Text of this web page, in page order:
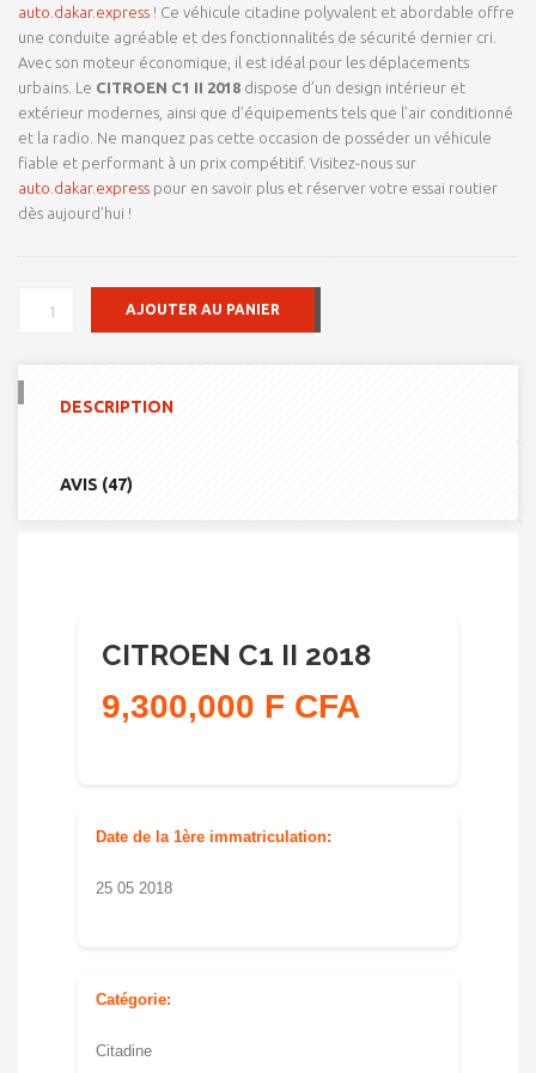
auto.dakar.express ! Ce véhicule citadine polyvalent et abordable offre
une conduite agréable et des fonctionnalités de sécurité dernier cri.
Avec son moteur économique, il est idéal pour les déplacements
urbains. Le CITROEN C1 II 2018 dispose d’un design intérieur et
extérieur modernes, ainsi que d’équipements tels que l’air conditionné
et la radio. Ne manquez pas cette occasion de posséder un véhicule
fiable et performant à un prix compétitif. Visitez-nous sur
auto.dakar.express pour en savoir plus et réserver votre essai routier
dès aujourd’hui !
QUANTITÉ
AJOUTER AU PANIER
DESCRIPTION
AVIS (47)
CITROEN C1 II 2018
9,300,000 F CFA
Date de la 1ère immatriculation:
25 05 2018
Catégorie:
Citadine